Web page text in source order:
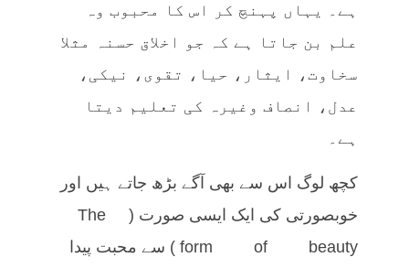
ہے۔ یہاں پہنچ کر اس کا محبوب وہ
علم بن جاتا ہے کہ جو اخلاق حسنہ مثلا
سخاوت، ایثار، حیا، تقوی، نیکی،
عدل، انصاف وغیرہ کی تعلیم دیتا
ہے۔
کچھ لوگ اس سے بھی آگے بڑھ جاتے ہیں اور
خوبصورتی کی ایک ایسی صورت (The
form of beauty) سے محبت پیدا